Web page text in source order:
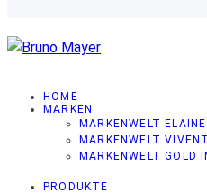
HOME
MARKEN
MARKENWELT
MARKENWELT
MARKENWELT GOLD
PRODUKTE